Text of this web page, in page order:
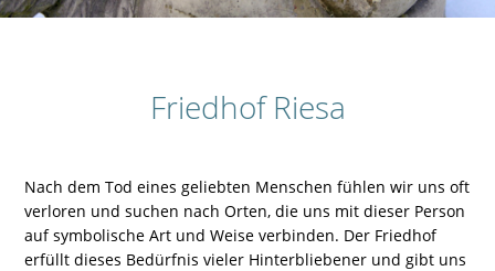
Friedhof Riesa
Nach dem Tod eines geliebten Menschen fühlen wir uns oft
verloren und suchen nach Orten, die uns mit dieser Person
auf symbolische Art und Weise verbinden. Der Friedhof
erfüllt dieses Bedürfnis vieler Hinterbliebener und gibt uns